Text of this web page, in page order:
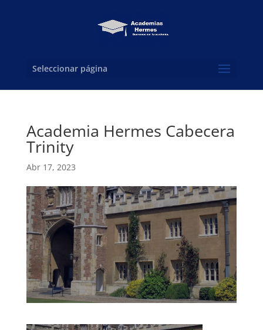
Seleccionar página
Academia Hermes Cabecera
Trinity
Abr 17, 2023